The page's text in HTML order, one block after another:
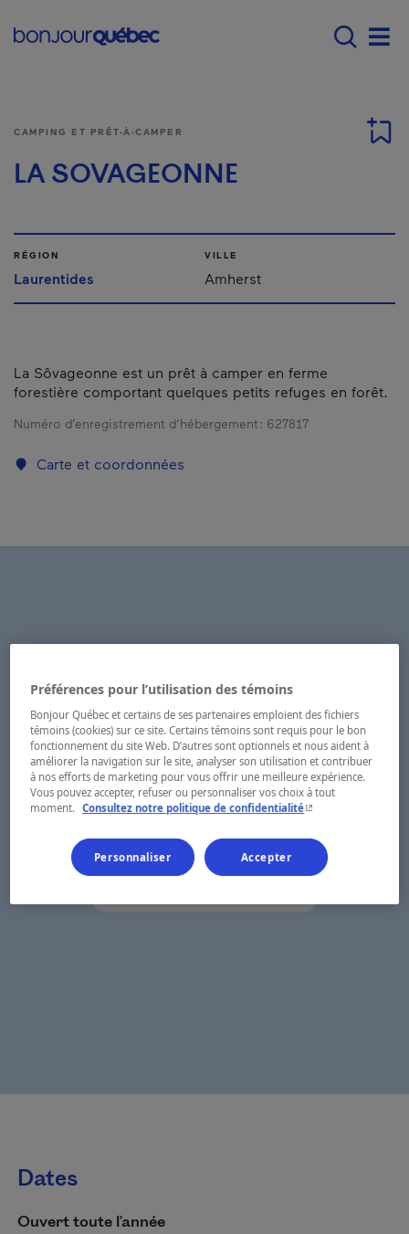
Main navigation -
CAMPING ET PRÊT-À-CAMPER
LA SOVAGEONNE
RÉGION
Laurentides
VILLE
Amherst
La Sôvageonne est un prêt à camper en ferme
forestière comportant quelques petits refuges en forêt.
Numéro d’enregistrement d’hébergement : 627817
Carte et coordonnées
Dates
Ouvert toute l'année
Préférences pour l’utilisation des témoins
Bonjour Québec et certains de ses partenaires emploient des fichiers
témoins (cookies) sur ce site. Certains témoins sont requis pour le bon
fonctionnement du site Web. D’autres sont optionnels et nous aident à
améliorer la navigation sur le site, analyser son utilisation et contribuer
à nos efforts de marketing pour vous offrir une meilleure expérience.
Vous pouvez accepter, refuser ou personnaliser vos choix à tout
moment.
Consultez notre politique de confidentialité- Cet hyperlien
Personnaliser Accepter